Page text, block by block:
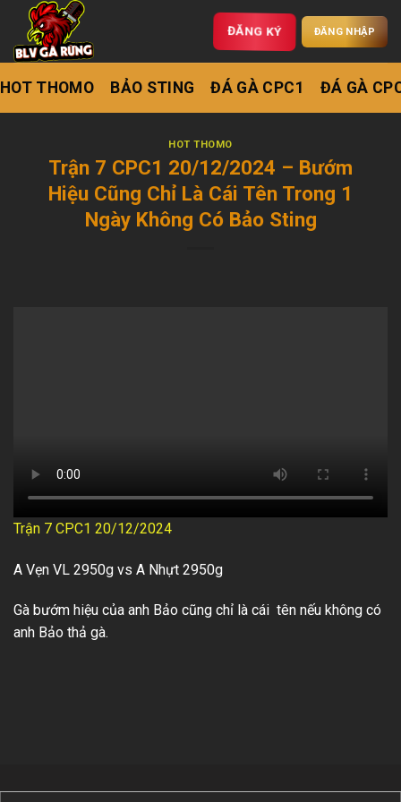
ĐĂNG KÝ ĐĂNG NHẬP
HOT THOMO BẢO STING ĐÁ GÀ CPC1 ĐÁ GÀ
HOT THOMO
Trận 7 CPC1 20/12/2024 – Bướm
Hiệu Cũng Chỉ Là Cái Tên Trong 1
Ngày Không Có Bảo Sting
Trận 7 CPC1 20/12/2024
A Vẹn VL 2950g vs A Nhựt 2950g
Gà bướm hiệu của anh Bảo cũng chỉ là cái tên nếu không có
anh Bảo thả gà.